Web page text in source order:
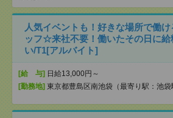
人気イベントも！好きな場所で働
ッフ☆来社不要！働いたその日に給
い/T1[アルバイト]
[給 与] 日給13,000円～
[勤務地] 東京都豊島区南池袋（最寄り駅：池袋